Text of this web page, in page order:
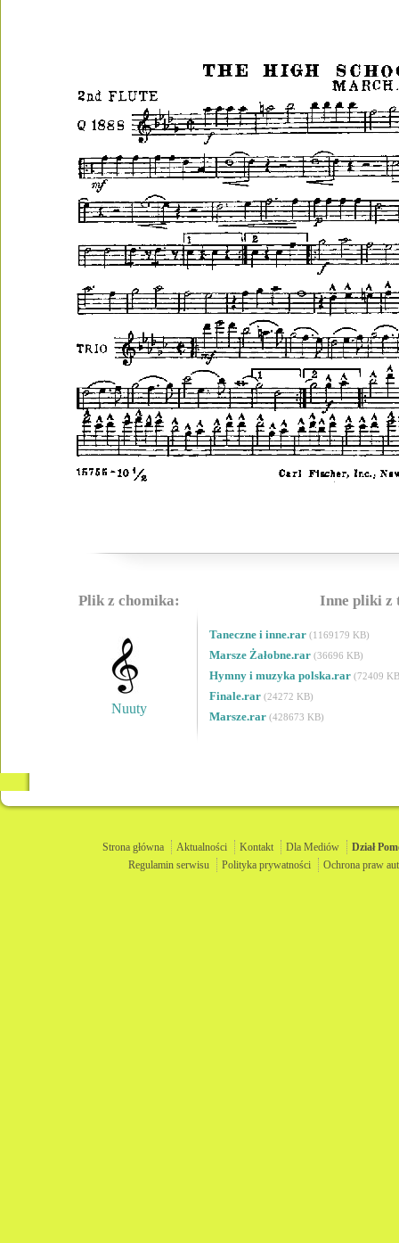
Plik z chomika:
Nuuty
Inne pliki z
Taneczne i inne.rar (1169179 KB)
Marsze Żałobne.rar (36696 KB)
Hymny i muzyka polska.rar (72409
Finale.rar (24272 KB)
Marsze.rar (428673 KB)
Strona główna Aktualności Kontakt Dla Mediów Dział
Regulamin serwisu
Polityka prywatności Ochrona praw